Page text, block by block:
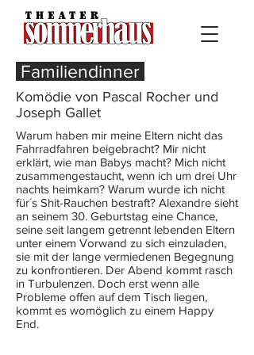
Familiendinner
Komödie von Pascal Rocher und
Joseph Gallet
Warum haben mir meine Eltern nicht das
Fahrradfahren beigebracht? Mir nicht
erklärt, wie man Babys macht? Mich nicht
zusammengestaucht, wenn ich um drei Uhr
nachts heimkam? Warum wurde ich nicht
für´s Shit-Rauchen bestraft? Alexandre sieht
an seinem 30. Geburtstag eine Chance,
seine seit langem getrennt lebenden Eltern
unter einem Vorwand zu sich einzuladen,
sie mit der lange vermiedenen Begegnung
zu konfrontieren. Der Abend kommt rasch
in Turbulenzen. Doch erst wenn alle
Probleme offen auf dem Tisch liegen,
kommt es womöglich zu einem Happy
End.